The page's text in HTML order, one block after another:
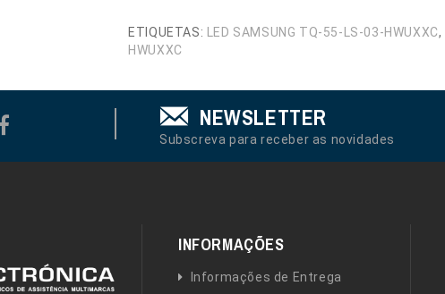
ETIQUETAS: LED SAMSUNG TQ-55-LS-03-HWUXXC,
HWUXXC
NEWSLETTER
Subscreva para receber as novidades
INFORMAÇÕES
Informações de Entrega